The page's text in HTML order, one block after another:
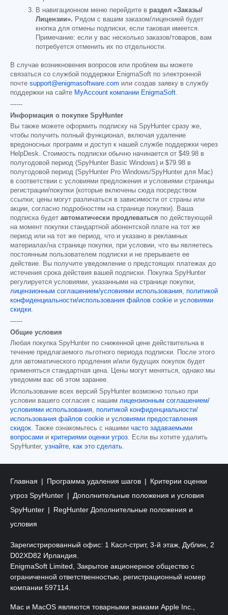
В навигационном меню перейдите в раздел «Заказы/
Лицензии». Рядом с вашим заказом/лицензией будет
кнопка для отмены подписки, если таковая имеется.
Примечание: если у вас несколько заказов/товаров, вам
потребуется отменить их по отдельности.
В случае возникновения вопросов или проблем вы можете
связаться со службой поддержки EnigmaSoft по электронной
почте support@enigmasoftware.com или создав заявку в службу
поддержки на сайте MyAccount компании EnigmaSoft.
------
Информация о покупке SpyHunter
Вы также можете оформить подписку на SpyHunter сразу же,
чтобы получить полный функционал, включая удаление
вредоносных программ и доступ к нашей службе поддержки через
HelpDesk. Стоимость подписки обычно начинается от $49.98 в
полугодовой период (SpyHunter Basic Windows) и $79.98 в
полугодовой период (SpyHunter Pro Windows/SpyHunter для Mac)
в соответствии с условиями предложения и условиями страницы
регистрации/покупки (которые включены сюда посредством
ссылки; цены могут различаться в зависимости от страны или
акции, согласно подробностям на странице покупки). Ваша
подписка будет автоматически продлеваться по действующей
на момент покупки стандартной абонентской плате на тот же
период или на тот же период, что и указано в рекламных
материалах/на странице покупки, при условии, что вы являетесь
постоянным пользователем подписки и не прерываете ее
действие. Вы получите уведомление о предстоящих платежах до
истечения срока действия вашей подписки. Покупка SpyHunter
регулируется условиями, указанными на странице покупки,
лицензионным соглашением/условиями использования, политикой
конфиденциальности/использования файлов cookie и условиями
скидки.
------
Общие условия
Любая покупка SpyHunter по сниженной цене действительна в
течение предлагаемого льготного периода подписки. После этого
для автоматического продления и/или будущих покупок будет
применяться стандартная цена. Цены могут меняться, однако мы
уведомим вас об этом заранее.
Использование всех версий SpyHunter возможно только при
условии вашего согласия с нашим лицензионным соглашением/
условиями использования, политикой конфиденциальности/
использования файлов cookie и условиями предоставления
скидок. Также ознакомьтесь с нашими часто задаваемыми
вопросами и критериями оценки угроз. Если вы хотите удалить
SpyHunter, узнайте, как это сделать.
Главная Программа удаления шагов
Критерии оценки
угроз SpyHunter
Дополнительные положения и условия
SpyHunter
RegHunter Дополнительные положения и
условия
Зарегистрированный офис: 1 Касл-стрит, 3-й этаж, Дублин, 2
D02XD82 Ирландия.
EnigmaSoft Limited, Закрытое акционерное общество с
ограниченной ответственностью, регистрационный номер
компании 597114.
Mac и MacOS являются товарными знаками Apple Inc.,